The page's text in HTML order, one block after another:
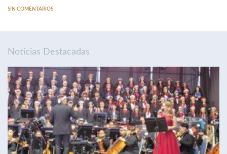
SIN COMENTARIOS
Noticias Destacadas